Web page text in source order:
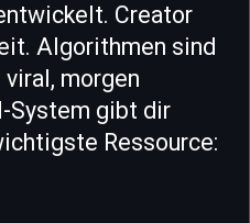
Creator
Algorithmen sind
morgen
System gibt dir
Ressource: